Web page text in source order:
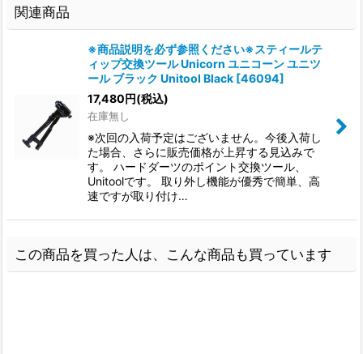
関連商品
※商品説明を必ず参照ください※スティールテ
ィップ交換ツール Unicorn ユニコーン ユニツ
ール ブラック Unitool Black [46094]
17,480 円(税込)
在庫無し
※次回の入荷予定はございません。今後入荷し
た場合、さらに販売価格が上昇する見込みで
す。 ハードダーツのポイント交換ツール、
Unitoolです。 取り外し機能が優秀で簡単、高
速ですが取り付け…
この商品を買った人は、こんな商品も買っています